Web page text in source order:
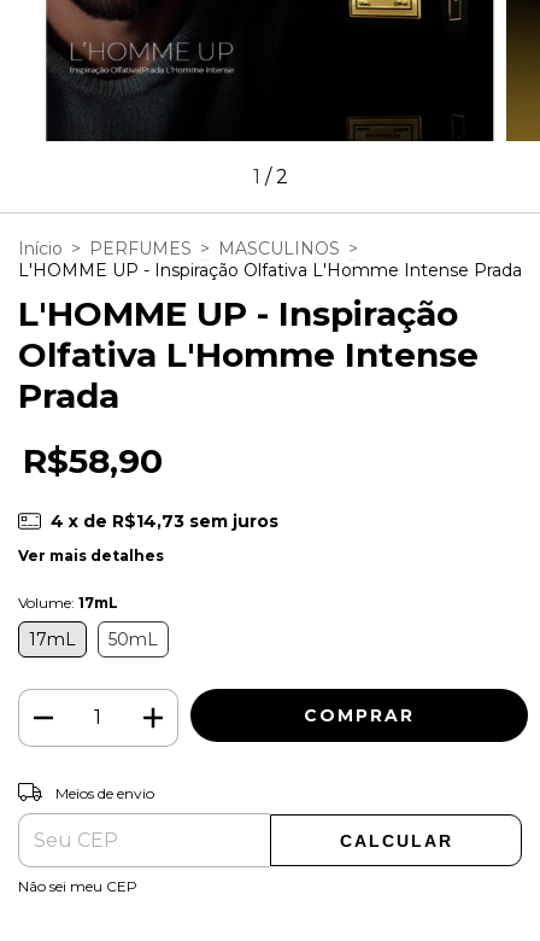
1 /2
Início > PERFUMES > MASCULINOS >
L'HOMME UP - Inspiração Olfativa L'Homme Intense Prada
L'HOMME UP - Inspiração
Olfativa L'Homme Intense
Prada
R$58,90
4 x de R$14,73 sem juros
Ver mais detalhes
Volume: 17mL
17mL 50mL
Entregas para o CEP:
Meios de envio
CALCULAR
Não sei meu CEP